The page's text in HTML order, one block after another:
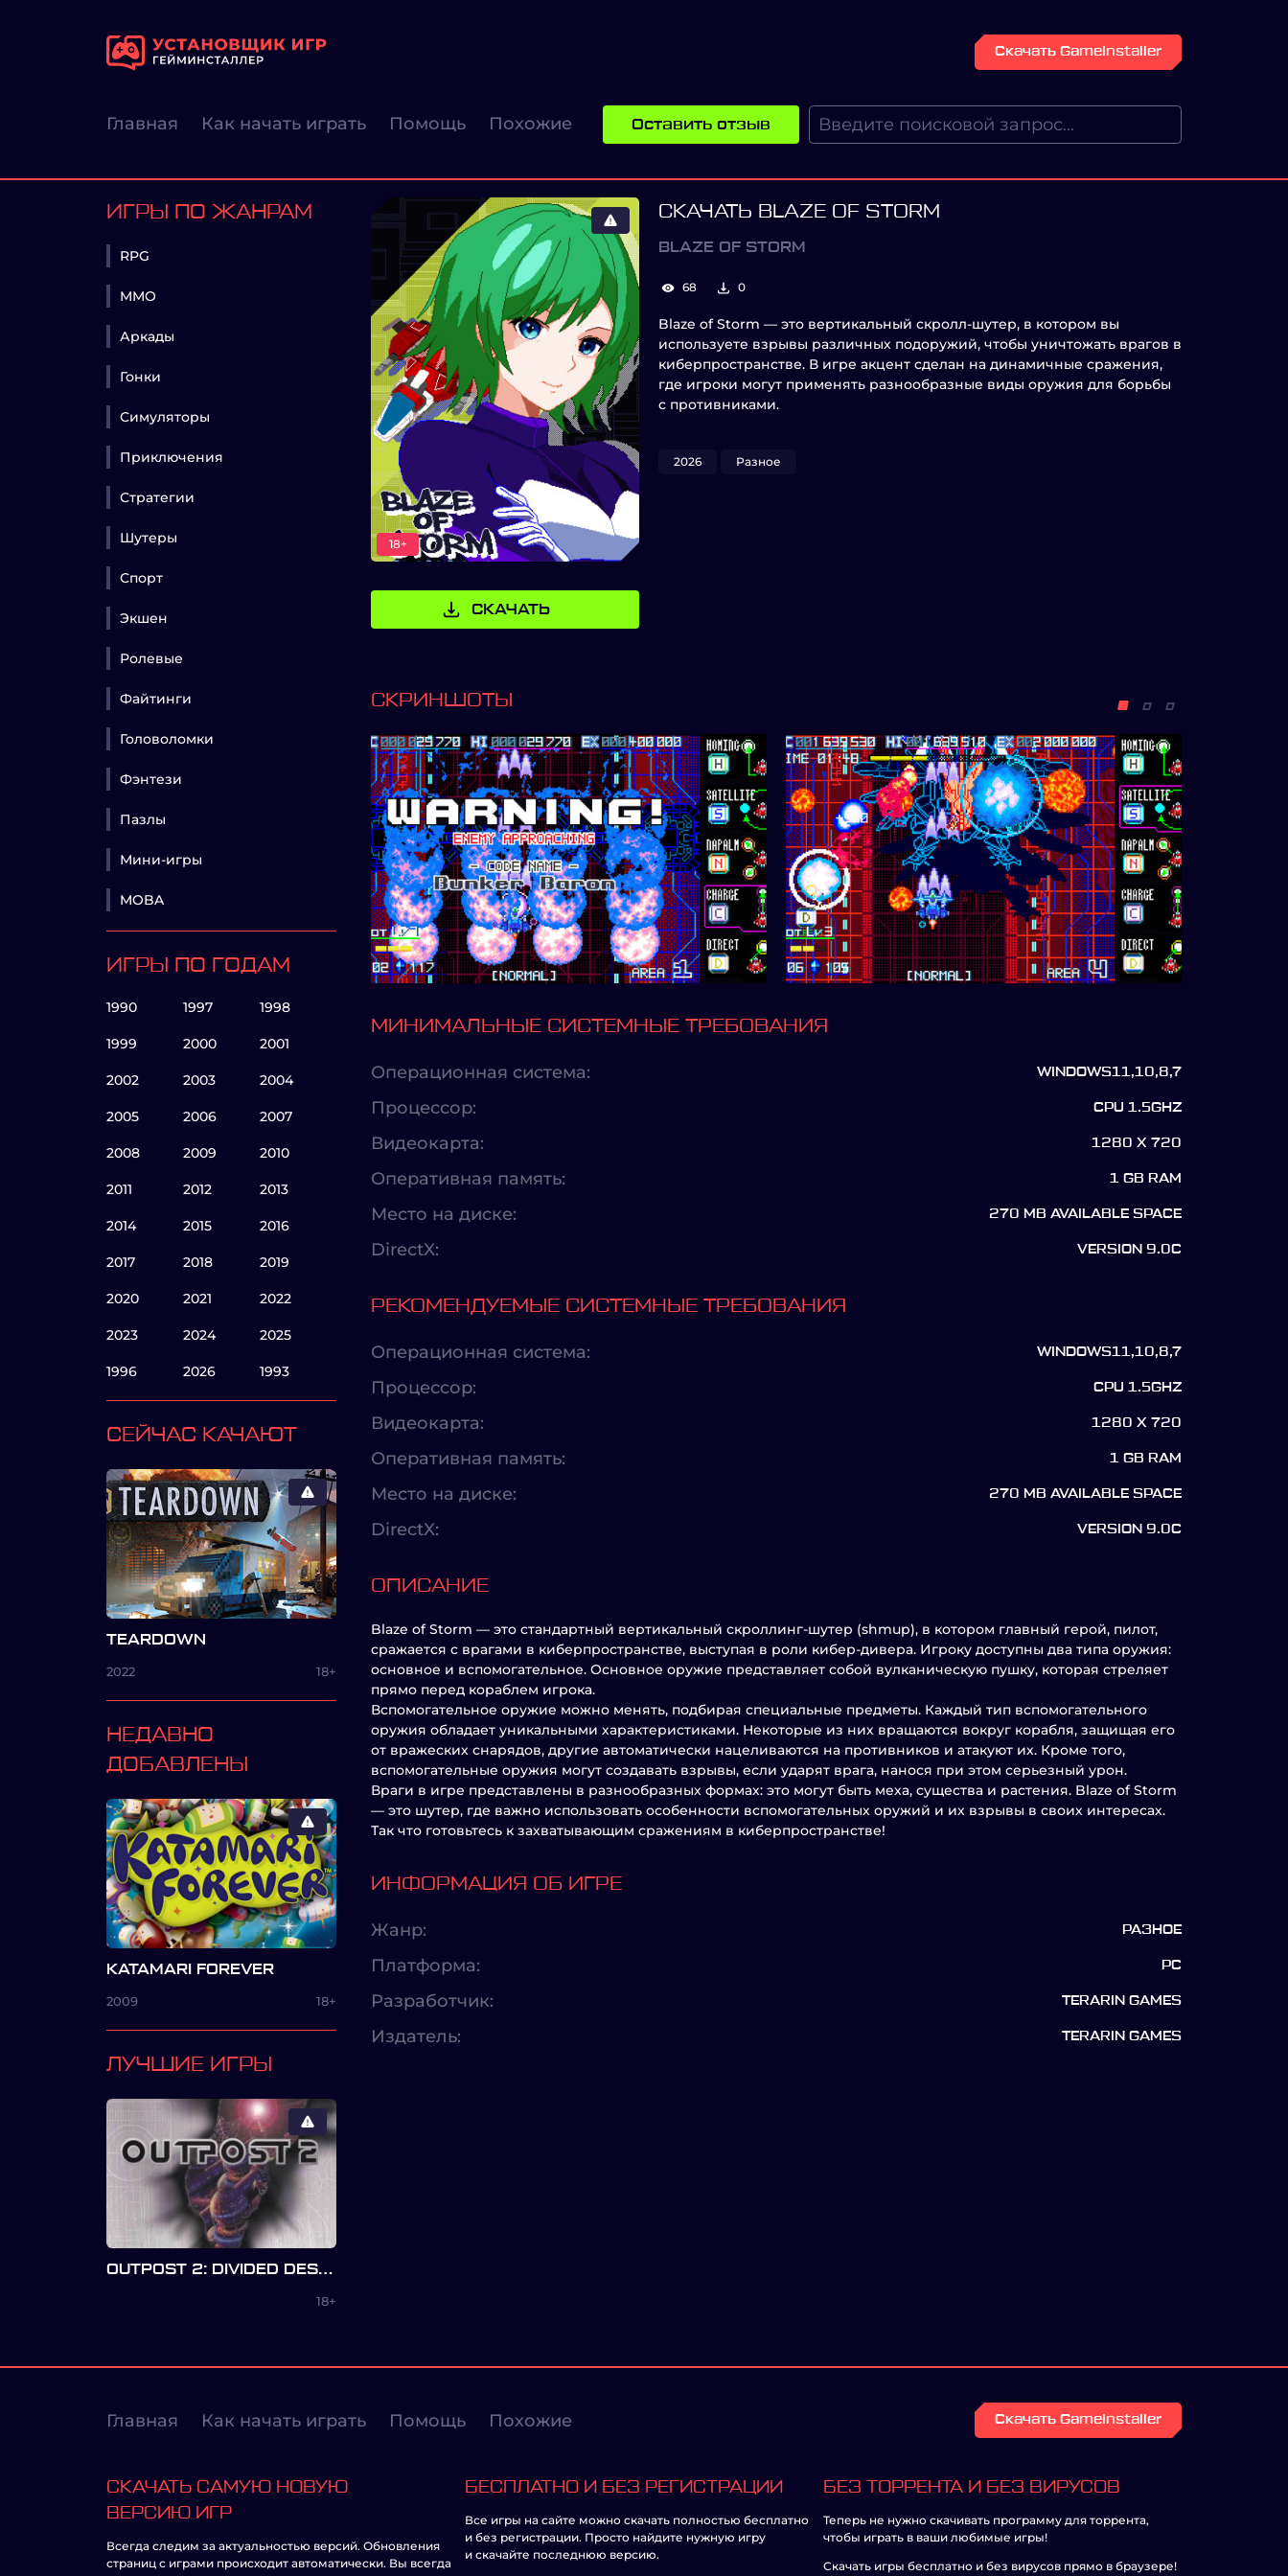
Скачать GameInstaller
Главная Как начать играть Помощь Похожие Оставить отзыв
ИГРЫ ПО ЖАНРАМ
RPG
MMO
Аркады
Гонки
Симуляторы
Приключения
Стратегии
Шутеры
Спорт
Экшен
Ролевые
Файтинги
Головоломки
Фэнтези
Пазлы
Мини-игры
MOBA
ИГРЫ ПО ГОДАМ
1990 1997 1998
1999 2000 2001
2002 2003 2004
2005 2006 2007
2008 2009 2010
2011 2012 2013
2014 2015 2016
2017 2018 2019
2020 2021 2022
2023 2024 2025
1996 2026 1993
СЕЙЧАС КАЧАЮТ
TEARDOWN
2022 18+
НЕДАВНО
ДОБАВЛЕНЫ
KATAMARI FOREVER
2009 18+
ЛУЧШИЕ ИГРЫ
OUTPOST 2: DIVIDED DESTINY
18+
18+
СКАЧАТЬ
СКАЧАТЬ BLAZE OF STORM
BLAZE OF STORM
68 0
Blaze of Storm — это вертикальный скролл-шутер, в котором вы
используете взрывы различных подоружий, чтобы уничтожать врагов в
киберпространстве. В игре акцент сделан на динамичные сражения,
где игроки могут применять разнообразные виды оружия для борьбы
с противниками.
2026 Разное
СКРИНШОТЫ
МИНИМАЛЬНЫЕ СИСТЕМНЫЕ ТРЕБОВАНИЯ
Операционная система: WINDOWS11,10,8,7
Процессор: CPU 1.5GHZ
Видеокарта: 1280 X 720
Оперативная память: 1 GB RAM
Место на диске: 270 MB AVAILABLE SPACE
DirectX: VERSION 9.0C
РЕКОМЕНДУЕМЫЕ СИСТЕМНЫЕ ТРЕБОВАНИЯ
Операционная система: WINDOWS11,10,8,7
Процессор: CPU 1.5GHZ
Видеокарта: 1280 X 720
Оперативная память: 1 GB RAM
Место на диске: 270 MB AVAILABLE SPACE
DirectX: VERSION 9.0C
ОПИСАНИЕ
Blaze of Storm — это стандартный вертикальный скроллинг-шутер (shmup), в котором главный герой, пилот,
сражается с врагами в киберпространстве, выступая в роли кибер-дивера. Игроку доступны два типа оружия:
основное и вспомогательное. Основное оружие представляет собой вулканическую пушку, которая стреляет
прямо перед кораблем игрока.
Вспомогательное оружие можно менять, подбирая специальные предметы. Каждый тип вспомогательного
оружия обладает уникальными характеристиками. Некоторые из них вращаются вокруг корабля, защищая его
от вражеских снарядов, другие автоматически нацеливаются на противников и атакуют их. Кроме того,
вспомогательные оружия могут создавать взрывы, если ударят врага, нанося при этом серьезный урон.
Враги в игре представлены в разнообразных формах: это могут быть меха, существа и растения. Blaze of Storm
— это шутер, где важно использовать особенности вспомогательных оружий и их взрывы в своих интересах.
Так что готовьтесь к захватывающим сражениям в киберпространстве!
ИНФОРМАЦИЯ ОБ ИГРЕ
Жанр: РАЗНОЕ
Платформа: PC
Разработчик: TERARIN GAMES
Издатель: TERARIN GAMES
Главная Как начать играть Помощь Похожие Скачать GameInstaller
СКАЧАТЬ САМУЮ НОВУЮ
ВЕРСИЮ ИГР
Всегда следим за актуальностью версий. Обновления
страниц с играми происходит автоматически. Вы всегда
БЕСПЛАТНО И БЕЗ РЕГИСТРАЦИИ
Все игры на сайте можно скачать полностью бесплатно
и без регистрации. Просто найдите нужную игру
и скачайте последнюю версию.
БЕЗ ТОРРЕНТА И БЕЗ ВИРУСОВ
Теперь не нужно скачивать программу для торрента,
чтобы играть в ваши любимые игры!
Скачать игры бесплатно и без вирусов прямо в браузере!